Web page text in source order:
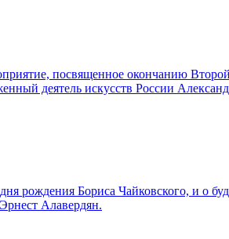
посвященное окончанию
деятель искусств России
рождения Бориса Чайковского, и о
Алавердян.